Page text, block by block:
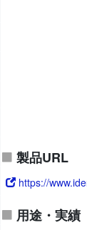
製品URL
https://
用途・実績